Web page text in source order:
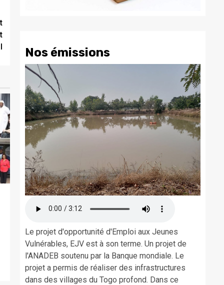
Nos émissions
Le projet d'opportunité d'Emploi aux Jeunes
Vulnérables, EJV est à son terme. Un projet de
l'ANADEB soutenu par la Banque mondiale. Le
projet a permis de réaliser des infrastructures
dans des villages du Togo profond. Dans ce